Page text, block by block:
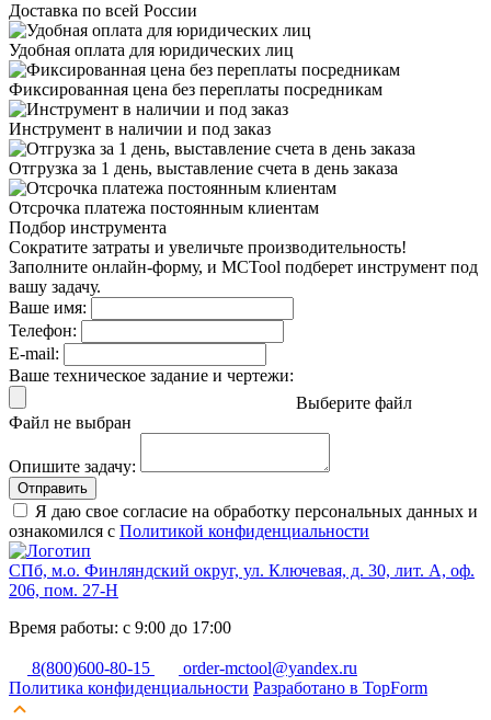
Доставка по всей России
Удобная оплата для юридических лиц
Фиксированная цена без переплаты посредникам
Инструмент в наличии и под заказ
Отгрузка за 1 день, выставление счета в день заказа
Отсрочка платежа постоянным клиентам
Подбор инструмента
Сократите затраты и увеличьте производительность!
Заполните онлайн-форму, и MCTool подберет инструмент под
вашу задачу.
Ваше имя:
Телефон:
E-mail:
Ваше техническое задание и чертежи:
Выберите файл
Файл не выбран
Опишите задачу:
Отправить
Я даю свое согласие на обработку персональных данных и
ознакомился с Политикой конфиденциальности
СПб, м.о. Финляндский округ, ул. Ключевая, д. 30, лит. А, оф.
206, пом. 27-Н
Время работы: с 9:00 до 17:00
8(800)600-80-15
order-mctool@yandex.ru
Политика конфиденциальности Разработано в TopForm